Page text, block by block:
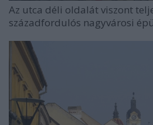
Az utca déli oldalát viszont
századfordulós nagyvárosi